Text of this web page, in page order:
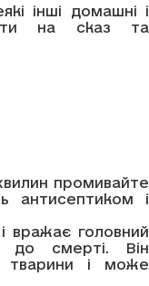
інші домашні і
на сказ та
промивайте
антисептиком і
вражає головний
до смерті. Він
тварини і може